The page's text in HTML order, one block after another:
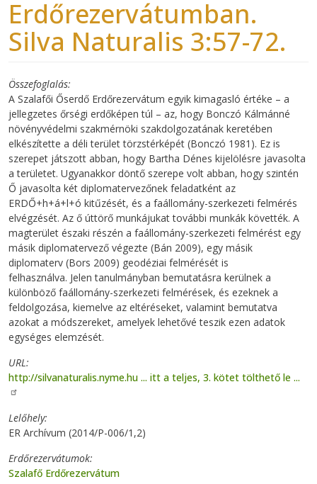
Erdőrezervátumban.
Silva Naturalis 3:57-72.
Összefoglalás
A Szalafői Őserdő Erdőrezervátum egyik kimagasló értéke – a
jellegzetes őrségi erdőképen túl – az, hogy Bonczó Kálmánné
növényvédelmi szakmérnöki szakdolgozatának keretében
elkészítette a déli terület törzstérképét (Bonczó 1981). Ez is
szerepet játszott abban, hogy Bartha Dénes kijelölésre javasolta
a területet. Ugyanakkor döntő szerepe volt abban, hogy szintén
Ő javasolta két diplomatervezőnek feladatként az
ERDŐ+h+á+l+ó kitűzését, és a faállomány-szerkezeti felmérés
elvégzését. Az ő úttörő munkájukat további munkák követték. A
magterület északi részén a faállomány-szerkezeti felmérést egy
másik diplomatervező végezte (Bán 2009), egy másik
diplomaterv (Bors 2009) geodéziai felmérését is
felhasználva. Jelen tanulmányban bemutatásra kerülnek a
különböző faállomány-szerkezeti felmérések, és ezeknek a
feldolgozása, kiemelve az eltéréseket, valamint bemutatva
azokat a módszereket, amelyek lehetővé teszik ezen adatok
egységes elemzését.
URL
http://silvanaturalis.nyme.hu ... itt a teljes, 3. kötet tölthető le ...
Lelőhely
ER Archívum (2014/P-006/1,2)
Erdőrezervátumok
Szalafő Erdőrezervátum